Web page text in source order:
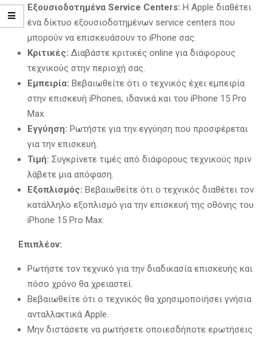
Εξουσιοδοτημένα Service Centers: Η Apple διαθέτει
ένα δίκτυο εξουσιοδοτημένων service centers που
μπορούν να επισκευάσουν το iPhone σας.
Κριτικές: Διαβάστε κριτικές online για διάφορους
τεχνικούς στην περιοχή σας.
Εμπειρία: Βεβαιωθείτε ότι ο τεχνικός έχει εμπειρία
στην επισκευή iPhones, ιδανικά και του iPhone 15 Pro
Max.
Εγγύηση: Ρωτήστε για την εγγύηση που προσφέρεται
για την επισκευή.
Τιμή: Συγκρίνετε τιμές από διάφορους τεχνικούς πριν
λάβετε μια απόφαση.
Εξοπλισμός: Βεβαιωθείτε ότι ο τεχνικός διαθέτει τον
κατάλληλο εξοπλισμό για την επισκευή της οθόνης του
iPhone 15 Pro Max.
Επιπλέον:
Ρωτήστε τον τεχνικό για την διαδικασία επισκευής και
πόσο χρόνο θα χρειαστεί.
Βεβαιωθείτε ότι ο τεχνικός θα χρησιμοποιήσει γνήσια
ανταλλακτικά Apple.
Μην διστάσετε να ρωτήσετε οποιεσδήποτε ερωτήσεις